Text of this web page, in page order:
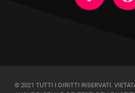
© 2021 TUTTI I DIRITTI RISERVATI.